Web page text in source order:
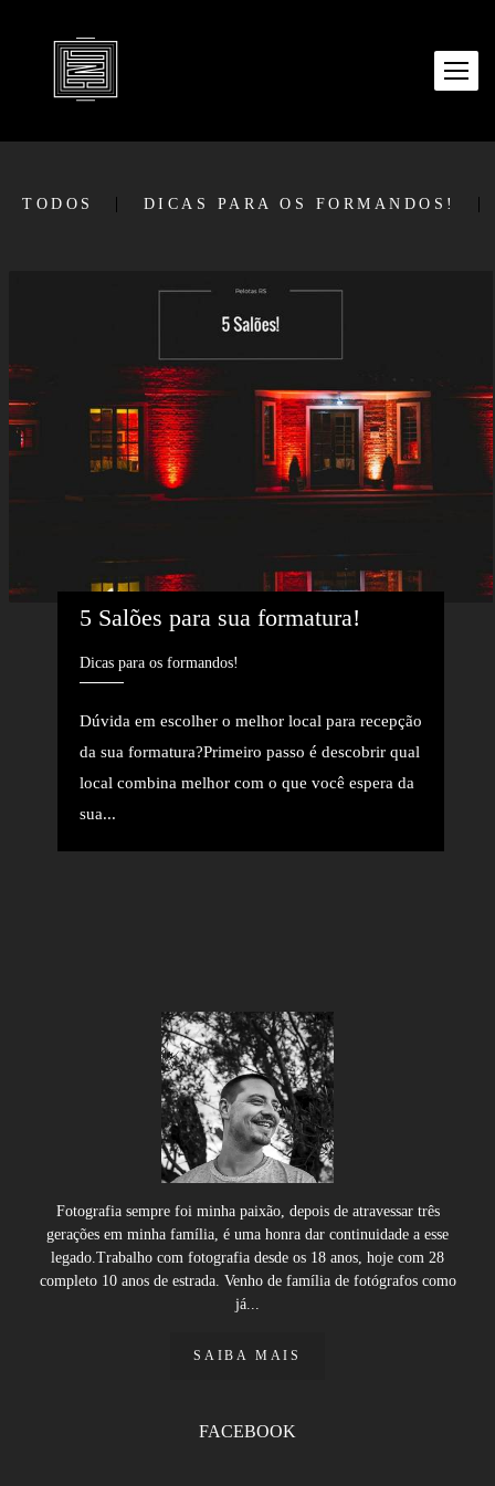
TODOS DICAS PARA OS FORMANDOS!
5 Salões para sua formatura!
Dicas para os formandos!
Dúvida em escolher o melhor local para recepção
da sua formatura?Primeiro passo é descobrir qual
local combina melhor com o que você espera da
sua...
Fotografia sempre foi minha paixão, depois de atravessar três
gerações em minha família, é uma honra dar continuidade a esse
legado.Trabalho com fotografia desde os 18 anos, hoje com 28
completo 10 anos de estrada. Venho de família de fotógrafos como
já...
SAIBA MAIS
FACEBOOK